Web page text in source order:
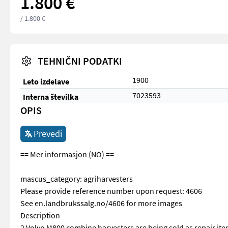
/ 1.800 €
TEHNIČNI PODATKI
Leto izdelave
1900
Interna številka
7023593
OPIS
Prevedi
== Mer informasjon (NO) ==
mascus_category: agriharvesters
Please provide reference number upon request: 4606
See en.landbrukssalg.no/4606 for more images
Description